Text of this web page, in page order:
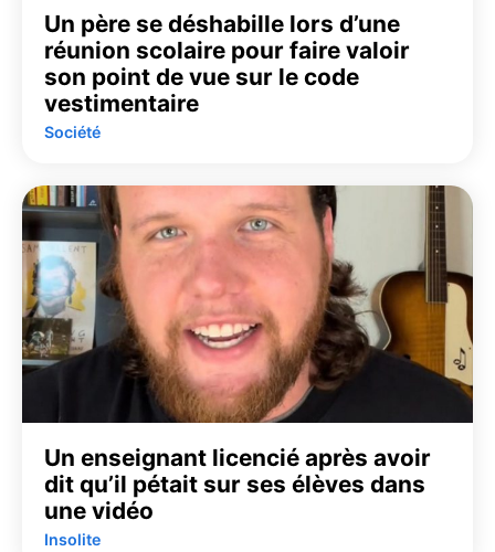
Un père se déshabille lors d’une
réunion scolaire pour faire valoir
son point de vue sur le code
vestimentaire
Société
Un enseignant licencié après avoir
dit qu’il pétait sur ses élèves dans
une vidéo
Insolite